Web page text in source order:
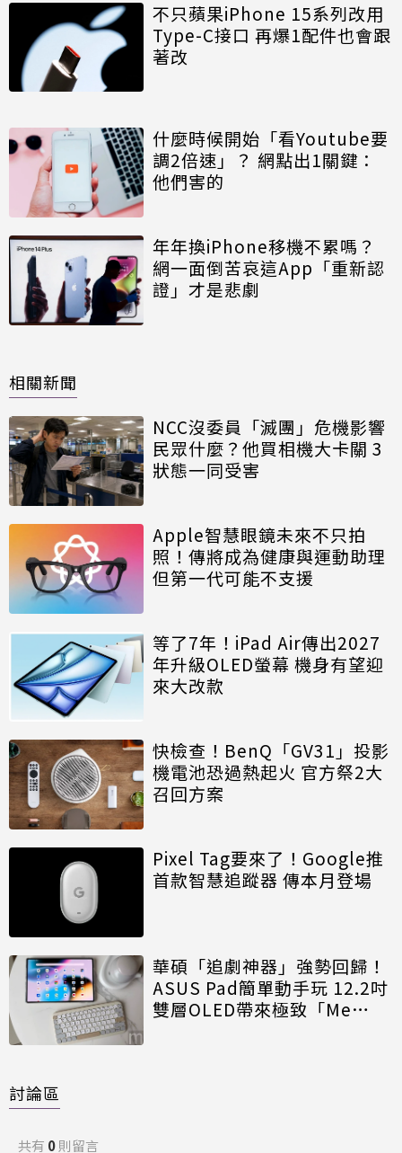
不只蘋果iPhone 15系列改用
Type-C接口 再爆1配件也會跟
著改
什麼時候開始「看Youtube要
調2倍速」？ 網點出1關鍵：
他們害的
年年換iPhone移機不累嗎？
網一面倒苦哀這App「重新認
證」才是悲劇
相關新聞
NCC沒委員「滅團」危機影響
民眾什麼？他買相機大卡關 3
狀態一同受害
Apple智慧眼鏡未來不只拍
照！傳將成為健康與運動助理
但第一代可能不支援
等了7年！iPad Air傳出2027
年升級OLED螢幕 機身有望迎
來大改款
快檢查！BenQ「GV31」投影
機電池恐過熱起火 官方祭2大
召回方案
Pixel Tag要來了！Google推
首款智慧追蹤器 傳本月登場
華碩「追劇神器」強勢回歸！
ASUS Pad簡單動手玩 12.2吋
雙層OLED帶來極致「Me
討論區
共有 0則留言